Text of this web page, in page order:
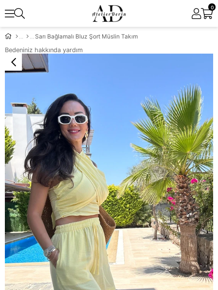
0
Sarı Bağlamalı Bluz Şort Müslin Takım
Bedeniniz hakkında yardım